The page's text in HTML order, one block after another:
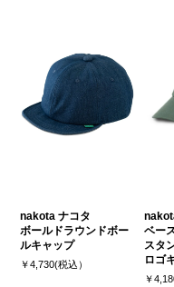
nakota ナコタ
ボールドラウンドボー
ルキャップ
￥4,730(税込）
ベー
スタ
ロゴ
￥